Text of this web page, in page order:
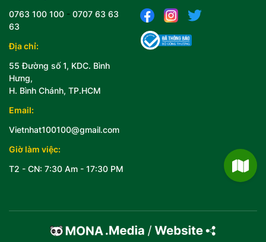
0763 100 100 - 0707 63 63
63
Địa chỉ:
55 Đường số 1, KDC. Bình
Hưng,
H. Bình Chánh, TP.HCM
Email:
Vietnhat100100@gmail.com
Giờ làm việc:
T2 - CN: 7:30 Am - 17:30 PM